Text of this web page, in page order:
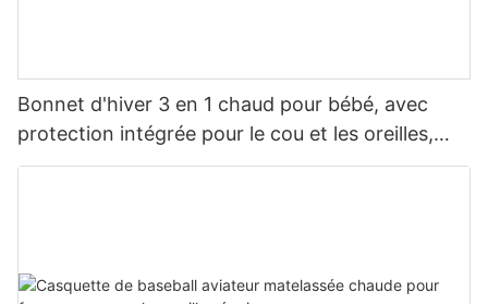
Bonnet d'hiver 3 en 1 chaud pour bébé, avec
protection intégrée pour le cou et les oreilles,
vendu en gros.